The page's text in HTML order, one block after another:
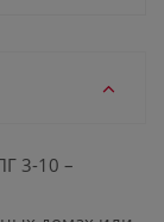
3-10 –